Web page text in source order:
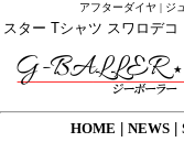
アフターダイヤ | ジ
スター Tシャツ スワロデコ
HOME NEWS